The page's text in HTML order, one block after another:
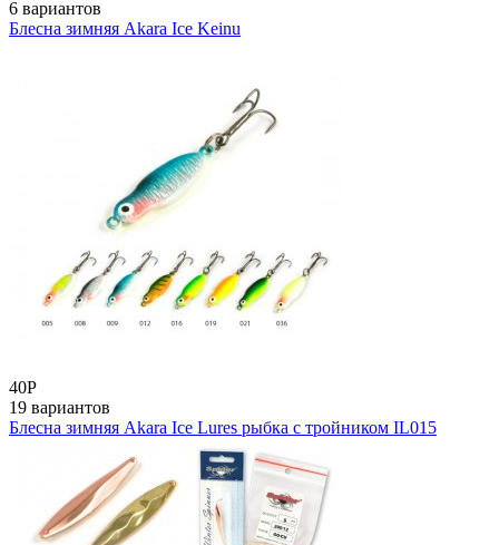
6 вариантов
Блесна зимняя Akara Ice Keinu
40Р
19 вариантов
Блесна зимняя Akara Ice Lures рыбка с тройником IL015